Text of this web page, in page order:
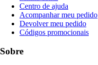
Centro de ajuda
Acompanhar meu pedido
Devolver meu pedido
Códigos promocionais
Sobre